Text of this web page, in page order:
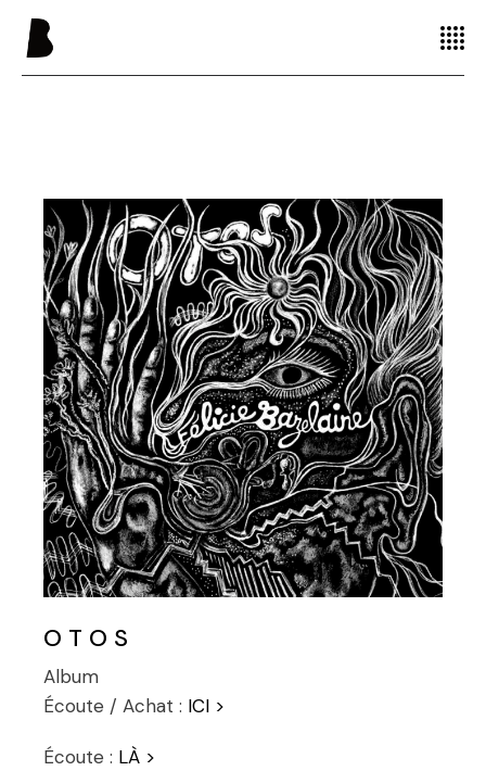
O T O S
Album
Écoute / Achat : ICI >
Écoute : LÀ >